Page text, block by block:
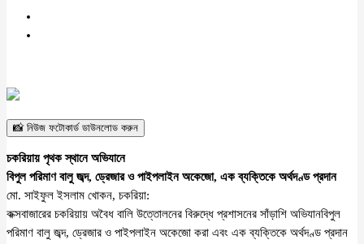
📸 নিউজ ফটোকার্ড ডাউনলোড করুন
চকরিয়ায় পৃথক স্থানে অভিযানে
বিপুল পরিমাণ বালু জব্দ, ড্রেজার ও পাইপলাইন অকেজো, এক ব্যক্তিকে অর্থদণ্ড প্রদান
মো. সাইফুল ইসলাম খোকন, চকরিয়া:
কক্সবাজারের চকরিয়ায় অবৈধ বালি উত্তোলনের বিরুদ্ধে প্রশাসনের সাঁড়াশি অভিযানবিপুল
পরিমাণ বালু জব্দ, ড্রেজার ও পাইপলাইন অকেজো করা এবং এক ব্যক্তিকে অর্থদণ্ড প্রদান